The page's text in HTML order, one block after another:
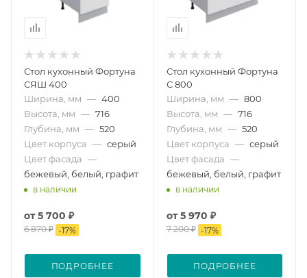
Стол кухонный Фортуна
СЯШ 400
Ширина, мм — 400
Высота, мм — 716
Глубина, мм — 520
Цвет корпуса — серый
Цвет фасада —
бежевый, белый, графит
в наличии
от5 700 ₽
6 870 ₽ -17%
ПОДРОБНЕЕ
Стол кухонный Фортуна
С 800
Ширина, мм — 800
Высота, мм — 716
Глубина, мм — 520
Цвет корпуса — серый
Цвет фасада —
бежевый, белый, графит
в наличии
от5 970 ₽
7 200 ₽ -17%
ПОДРОБНЕЕ